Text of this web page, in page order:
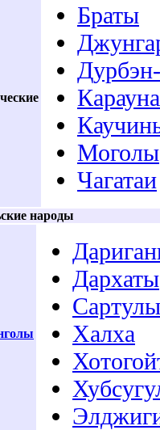
Браты
Моголы
Чагатаи
народы
Дархаты
Сартулы
Халха